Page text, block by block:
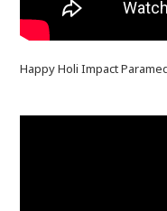
Happy Holi Impact